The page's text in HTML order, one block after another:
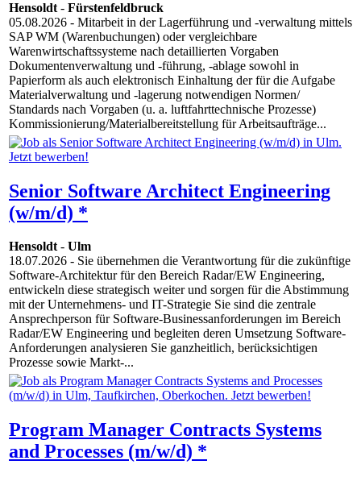
Hensoldt- Fürstenfeldbruck
05.08.2026 - Mitarbeit in der Lagerführung und -verwaltung mittels
SAP WM (Warenbuchungen) oder vergleichbare
Warenwirtschaftssysteme nach detaillierten Vorgaben
Dokumentenverwaltung und -führung, -ablage sowohl in
Papierform als auch elektronisch Einhaltung der für die Aufgabe
Materialverwaltung und -lagerung notwendigen Normen/
Standards nach Vorgaben (u. a. luftfahrttechnische Prozesse)
Kommissionierung/Materialbereitstellung für Arbeitsaufträge...
Senior Software Architect Engineering
(w/m/d) *
Hensoldt- Ulm
18.07.2026 - Sie übernehmen die Verantwortung für die zukünftige
Software-Architektur für den Bereich Radar/EW Engineering,
entwickeln diese strategisch weiter und sorgen für die Abstimmung
mit der Unternehmens- und IT-Strategie Sie sind die zentrale
Ansprechperson für Software-Businessanforderungen im Bereich
Radar/EW Engineering und begleiten deren Umsetzung Software-
Anforderungen analysieren Sie ganzheitlich, berücksichtigen
Prozesse sowie Markt-...
Program Manager Contracts Systems
and Processes (m/w/d) *